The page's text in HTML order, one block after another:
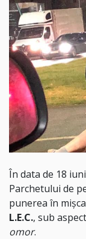
În data de 18
Parchetului de
punerea în
L.E.C., sub
omor.